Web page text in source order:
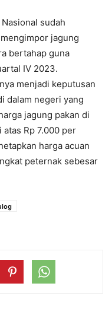
sudah
jagung
bertahap guna
IV 2023.
menjadi keputusan
dalam negeri yang
jagung pakan di
Rp 7.000 per
harga acuan
peternak sebesar